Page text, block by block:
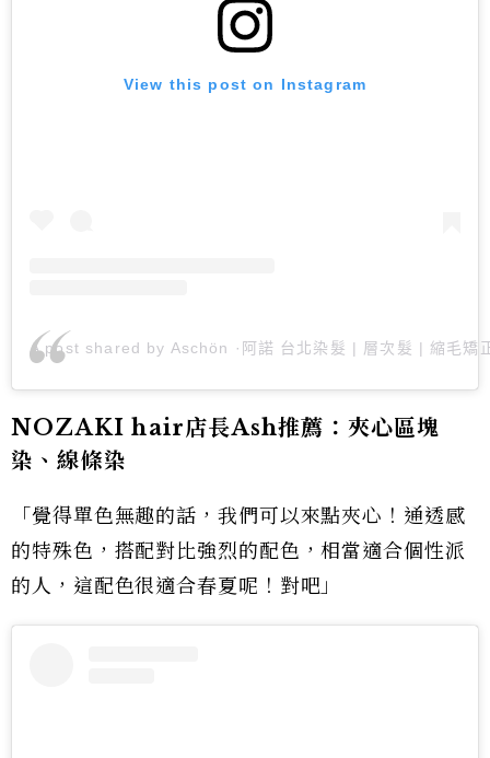
View this post on Instagram
A post shared by Aschön ·阿諾 台北染髮 | 層次髮 | 縮毛矯
NOZAKI hair店長Ash推薦：夾心區塊
染、線條染
「覺得單色無趣的話，我們可以來點夾心！通透感
的特殊色，搭配對比強烈的配色，相當適合個性派
的人，這配色很適合春夏呢！對吧」